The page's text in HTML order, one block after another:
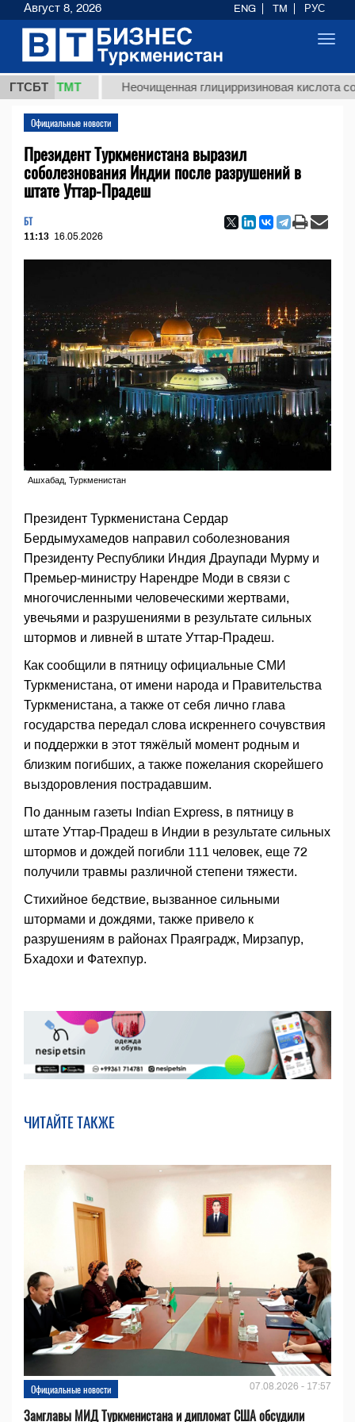
ГТСБТ
ТМТ Неочищенная глицирризиновая кислота
Официальные новости
Президент Туркменистана выразил
соболезнования Индии после разрушений в
штате Уттар-Прадеш
БТ
11:13 16.05.2026
Ашхабад, Туркменистан
Президент Туркменистана Сердар
Бердымухамедов направил соболезнования
Президенту Республики Индия Драупади Мурму и
Премьер-министру Нарендре Моди в связи с
многочисленными человеческими жертвами,
увечьями и разрушениями в результате сильных
штормов и ливней в штате Уттар-Прадеш.
Как сообщили в пятницу официальные СМИ
Туркменистана, от имени народа и Правительства
Туркменистана, а также от себя лично глава
государства передал слова искреннего сочувствия
и поддержки в этот тяжёлый момент родным и
близким погибших, а также пожелания скорейшего
выздоровления пострадавшим.
По данным газеты Indian Express, в пятницу в
штате Уттар-Прадеш в Индии в результате сильных
штормов и дождей погибли 111 человек, еще 72
получили травмы различной степени тяжести.
Стихийное бедствие, вызванное сильными
штормами и дождями, также привело к
разрушениям в районах Праяградж, Мирзапур,
Бхадохи и Фатехпур.
ЧИТАЙТЕ ТАКЖЕ
Официальные новости 07.08.2026 - 17:57
Замглавы МИД Туркменистана и дипломат США обсудили
Август 8, 2026 ENG TM РУС